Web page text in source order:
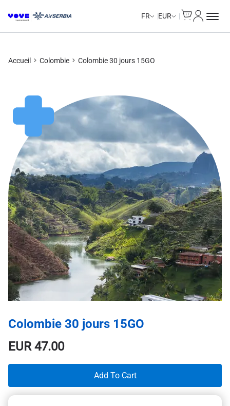
FR EUR
Accueil Colombie Colombie 30 jours 15GO
Colombie 30 jours 15GO
EUR47.00
Add To Cart